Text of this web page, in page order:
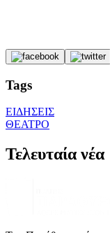
Tags
ΕΙΔΗΣΕΙΣ
ΘΕΑΤΡΟ
Τελευταία νέα